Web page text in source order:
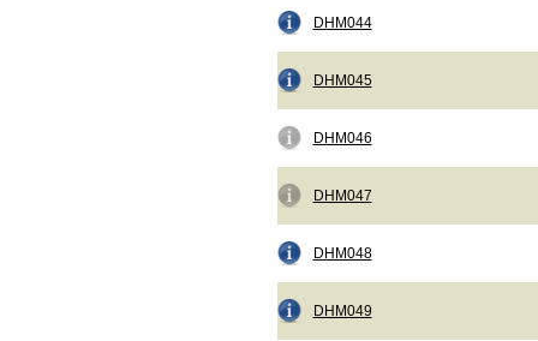
DHM044
DHM045
DHM046
DHM047
DHM048
DHM049